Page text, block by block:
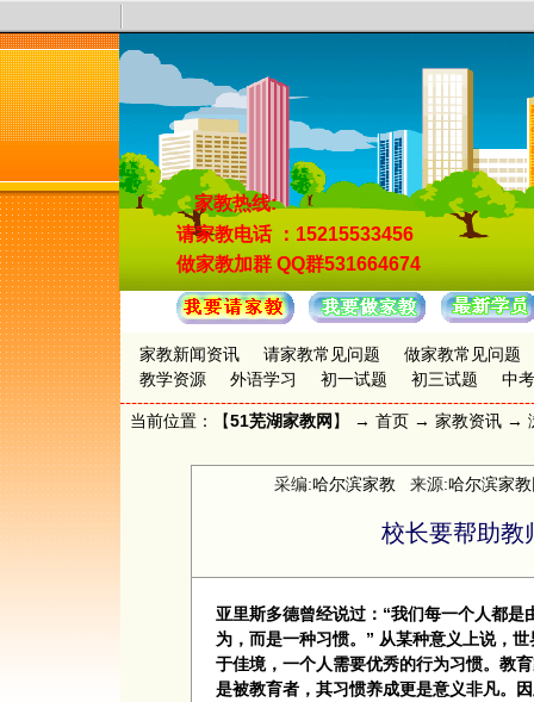
家教热线:
请家教电话 ：15215533456
做家教加群 QQ群531664674
家教新闻资讯 请家教常见问题
做家教常见问题
教学资源
外语学习 初一试题 初三试题 中
当前位置：【51芜湖家教网 】 → 首页 → 家教资讯 →
采编:哈尔滨家教 来源:哈尔滨家
校长要帮助
亚里斯多德曾经说过：“我们每一个人都
为，而是一种习惯。” 从某种意义上说，
于佳境，一个人需要优秀的行为习惯。教
是被教育者，其习惯养成更是意义非凡。